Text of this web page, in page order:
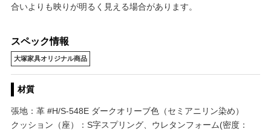
合いよりも映りが明るく見える場合があります。
スペック情報
大塚家具オリジナル商品
材質
張地：革 #H/S-548E ダークオリーブ色（セミアニリン染め）
クッション（座）：S字スプリング、ウレタンフォーム(密度：